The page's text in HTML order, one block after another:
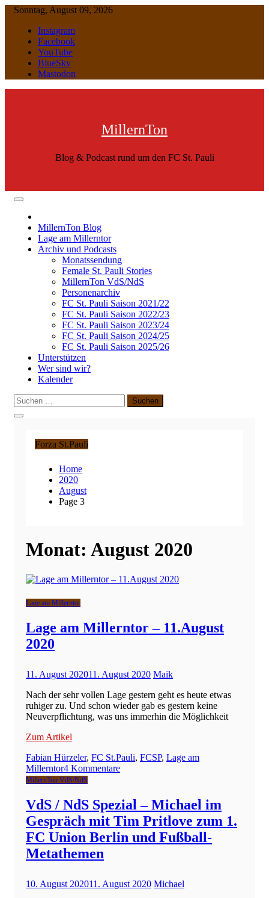
Skip
content
Sonntag, August 09, 2026
Instagram
Facebook
YouTube
BlueSky
Mastodon
MillernTon
Blog & Podcast rund um den FC St. Pauli
MillernTon Blog
Lage am Millerntor
Archiv und Podcasts
Monatssendung
Female St. Pauli Stories
MillernTon VdS/NdS
Personenarchiv
FC St. Pauli Saison 2021/22
FC St. Pauli Saison 2022/23
FC St. Pauli Saison 2023/24
FC St. Pauli Saison 2024/25
FC St. Pauli Saison 2025/26
Unterstützen
Wer sind wir?
Kalender
Suchen
nach:
Forza St.Pauli
Home
2020
August
Page 3
Monat: August 2020
Lage am Millerntor
Lage am Millerntor – 11.August
2020
11. August 202011. August 2020 Maik
Nach der sehr vollen Lage gestern geht es heute etwas
ruhiger zu. Und schon wieder gab es gestern keine
Neuverpflichtung, was uns immerhin die Möglichkeit
Zum Artikel
Fabian Hürzeler, FC St.Pauli, FCSP, Lage am
Millerntor4 Kommentarezu
Millerntor
–
11.August
2020
MillernTon VdS/NdS
VdS / NdS Spezial – Michael im
Gespräch mit Tim Pritlove zum 1.
FC Union Berlin und Fußball-
Metathemen
10. August 202011. August 2020 Michael